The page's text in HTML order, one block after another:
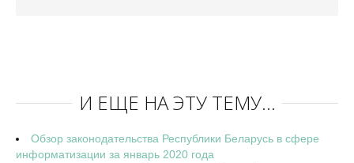
И ЕЩЕ НА ЭТУ ТЕМУ...
Обзор законодательства Республики Беларусь в сфере
информатизации за январь 2020 года